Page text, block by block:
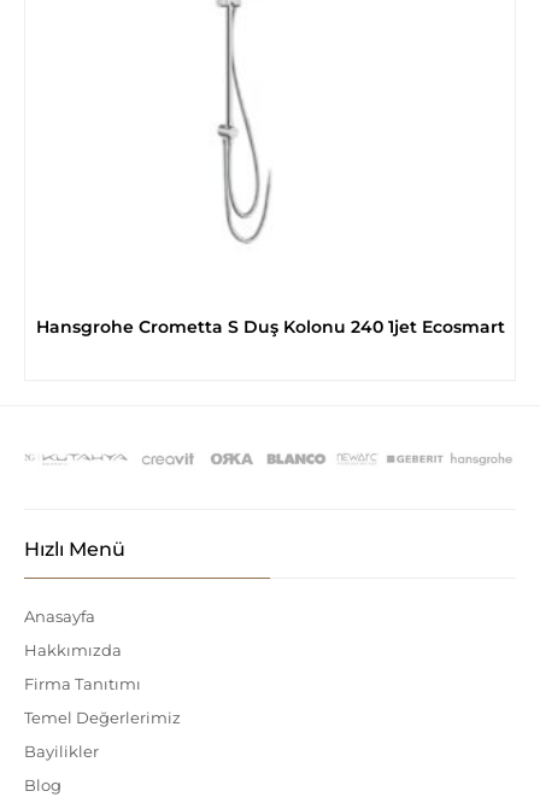
Hansgrohe Crometta S Duş Kolonu 240 1jet Ecosmart
Hızlı Menü
Anasayfa
Hakkımızda
Firma Tanıtımı
Temel Değerlerimiz
Bayilikler
Blog